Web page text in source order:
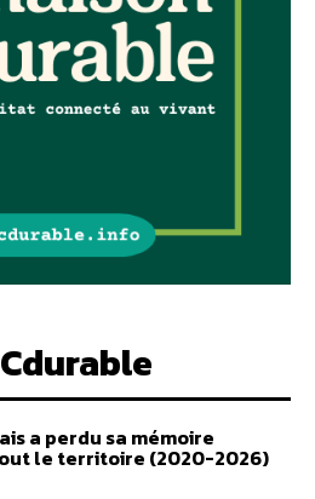
a perdu sa mémoire
le territoire (2020-2026)